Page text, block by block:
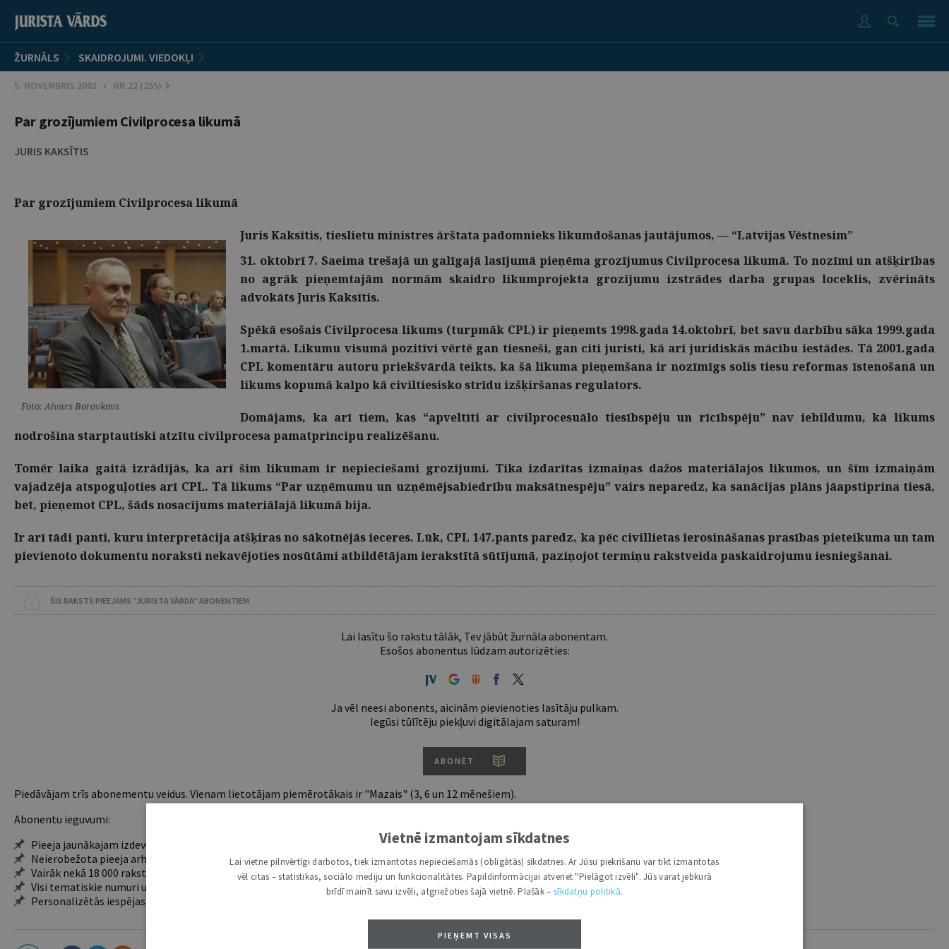
ŽURNĀLS SKAIDROJUMI. VIEDOKĻI
5. NOVEMBRIS 2002 • NR.22 (255)
Par grozījumiem Civilprocesa likumā
JURIS KAKSĪTIS
Par grozījumiem Civilprocesa likumā
Juris Kaksītis, tieslietu ministres ārštata padomnieks likumdošanas jautājumos, — “Latvijas Vēstnesim”
Foto: Aivars Borovkovs
31. oktobrī 7. Saeima trešajā un galīgajā lasījumā pieņēma grozījumus Civilprocesa likumā. To nozīmi un atšķirības
no agrāk pieņemtajām normām skaidro likumprojekta grozījumu izstrādes darba grupas loceklis, zvērināts
advokāts Juris Kaksītis.
Spēkā esošais Civilprocesa likums (turpmāk CPL) ir pieņemts 1998.gada 14.oktobrī, bet savu darbību sāka 1999.gada
1.martā. Likumu visumā pozitīvi vērtē gan tiesneši, gan citi juristi, kā arī juridiskās mācību iestādes. Tā 2001.gada
CPL komentāru autoru priekšvārdā teikts, ka šā likuma pieņemšana ir nozīmīgs solis tiesu reformas īstenošanā un
likums kopumā kalpo kā civiltiesisko strīdu izšķiršanas regulators.
Domājams, ka arī tiem, kas “apveltīti ar civilprocesuālo tiesībspēju un rīcībspēju” nav iebildumu, kā likums
nodrošina starptautiski atzītu civilprocesa pamatprincipu realizēšanu.
Tomēr laika gaitā izrādījās, ka arī šim likumam ir nepieciešami grozījumi. Tika izdarītas izmaiņas dažos materiālajos likumos, un šīm izmaiņām
vajadzēja atspoguļoties arī CPL. Tā likums “Par uzņēmumu un uzņēmējsabiedrību maksātnespēju” vairs neparedz, ka sanācijas plāns jāapstiprina tiesā,
bet, pieņemot CPL, šāds nosacījums materiālajā likumā bija.
Ir arī tādi panti, kuru interpretācija atšķiras no sākotnējās ieceres. Lūk, CPL 147.pants paredz, ka pēc civillietas ierosināšanas prasības pieteikuma un tam
pievienoto dokumentu noraksti nekavējoties nosūtāmi atbildētājam ierakstītā sūtījumā, paziņojot termiņu rakstveida paskaidrojumu iesniegšanai.
ŠIS RAKSTS PIEEJAMS “JURISTA VĀRDA” ABONENTIEM
Lai lasītu šo rakstu tālāk, Tev jābūt žurnāla abonentam.
Esošos abonentus lūdzam autorizēties:
Ja vēl neesi abonents, aicinām pievienoties lasītāju pulkam.
Iegūsi tūlītēju piekļuvi digitālajam saturam!
ABONĒT
Piedāvājam trīs abonementu veidus. Vienam lietotājam piemērotākais ir "Mazais" (3, 6 un 12 mēnešiem).
Abonentu ieguvumi:
Pieeja jaunākajam izdevumam
Neierobežota pieeja arhīvam – 24 h/7 d.
Vairāk nekā 18 000 rakstu un 2000 autoru
Visi tematiskie numuri un ikgadējie grāmatžurnāli
Personalizētās iespējas – piezīmes, citāti, mapes
Vietnē izmantojam sīkdatnes
Lai vietne pilnvērtīgi darbotos, tiek izmantotas nepieciešamās (obligātās) sīkdatnes. Ar Jūsu piekrišanu var tikt izmantotas
vēl citas – statistikas, sociālo mediju un funkcionalitātes. Papildinformācijai atveriet "Pielāgot izvēli". Jūs varat jebkurā
brīdī mainīt savu izvēli, atgriežoties šajā vietnē. Plašāk – sīkdatņu politikā.
PIEŅEMT VISAS